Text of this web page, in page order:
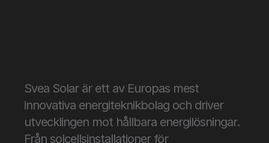
Svea Solar är ett av Europas mest
innovativa energiteknikbolag och driver
utvecklingen mot hållbara energilösningar.
Från solcellsinstallationer för